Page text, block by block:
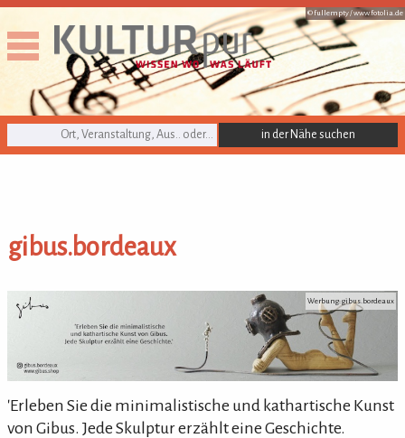
© fullempty /www.fotolia.de
KULTURpur Suche
gibus.bordeaux
gibus.bordeaux Werbung: gibus.bordeaux
'Erleben Sie die minimalistische und kathartische Kunst
von Gibus. Jede Skulptur erzählt eine Geschichte.